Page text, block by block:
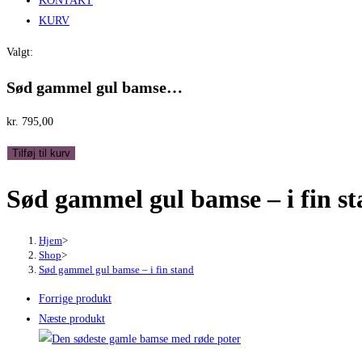
KURV
Valgt:
Sød gammel gul bamse…
kr. 795,00
Sød
gul
Tilføj til kurv
Sød gammel gul bamse – i fin
Hjem>
Shop>
Sød gammel gul bamse – i fin stand
Forrige produkt
Næste produkt